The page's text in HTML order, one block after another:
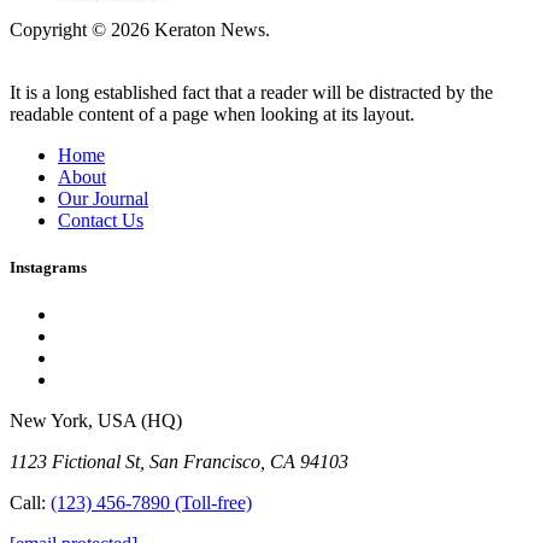
Copyright © 2026 Keraton News.
It is a long established fact that a reader will be distracted by the
readable content of a page when looking at its layout.
Home
About
Our Journal
Contact Us
Instagrams
New York, USA (HQ)
1123 Fictional St, San Francisco, CA 94103
Call: (123) 456-7890 (Toll-free)